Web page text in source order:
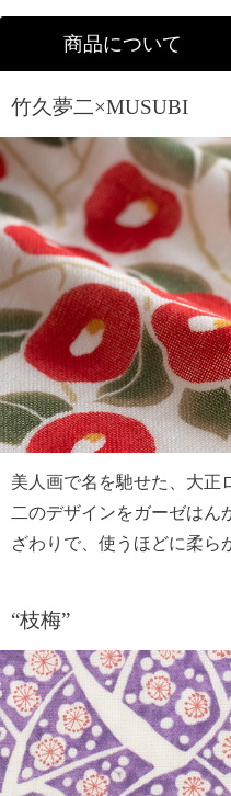
ページから箱
ラッピングにつ
商品について
竹久夢二×MUSUBI
美人画で名を馳せた、大正
二のデザインをガーゼはん
ざわりで、使うほどに柔ら
“枝梅”